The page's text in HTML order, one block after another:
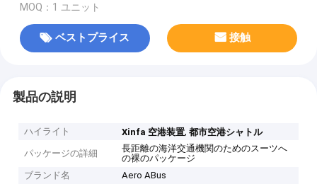
MOQ：1 ユニット
ベストプライス 接触
製品の説明
ハイライト Xinfa 空港装置,都市空港シャトル
パッケージの詳細
長距離の海洋交通機関のためのスーツへ
の裸のパッケージ
ブランド名
Aero ABus